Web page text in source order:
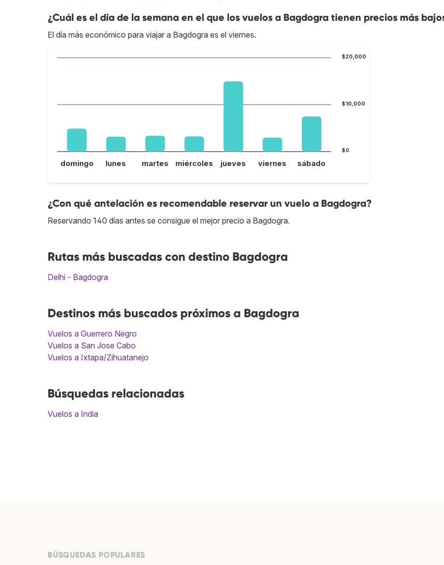
¿Cuál es el día de la semana en el que los vuelos a Bagdogra tienen precios más
El día más económico para viajar a Bagdogra es el viernes.
$0
$10,000
$20,000
domingo lunes martes miércoles jueves viernes sábado
¿Con qué antelación es recomendable reservar un vuelo a Bagdogra?
Reservando 140 días antes se consigue el mejor precio a Bagdogra.
Rutas más buscadas con destino Bagdogra
Delhi - Bagdogra
Destinos más buscados próximos a Bagdogra
Vuelos a Guerrero Negro
Vuelos a San Jose Cabo
Vuelos a Ixtapa/Zihuatanejo
Búsquedas relacionadas
Vuelos a India
BÚSQUEDAS POPULARES